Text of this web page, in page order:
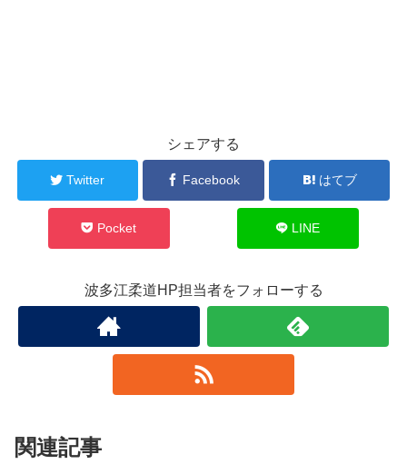
シェアする
Twitter Facebook はてブ
Pocket LINE
波多江柔道HP担当者をフォローする
関連記事